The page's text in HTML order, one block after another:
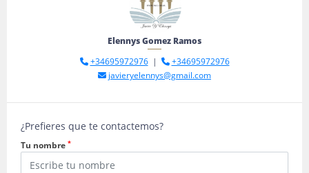
Elennys Gomez Ramos
+34695972976|
+34695972976
javieryelennys@gmail.com
¿Prefieres que te contactemos?
Tu nombre *